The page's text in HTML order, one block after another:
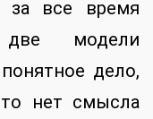
за все время
две модели
дело,
нет смысла